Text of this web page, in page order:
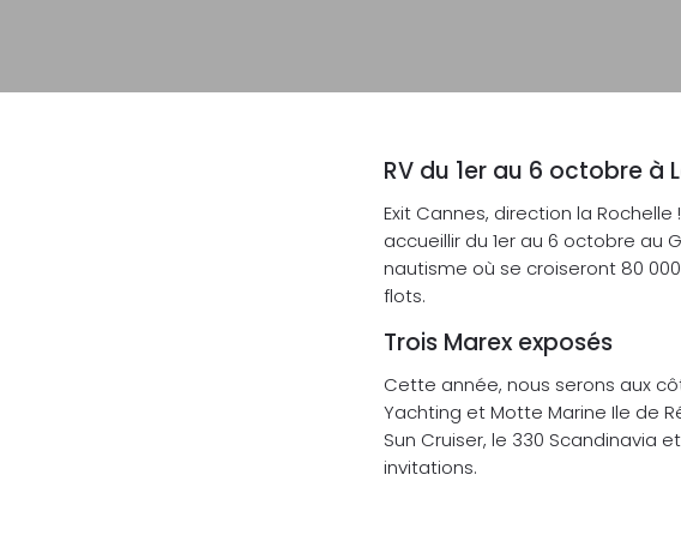
RV du 1er au 6 octobre à
Exit Cannes, direction la
accueillir du 1er au 6 octobre au
nautisme où se croiseront 80
flots.
Trois Marex exposés
Cette année, nous serons aux
Yachting et Motte Marine Ile de
Sun Cruiser, le 330 Scandinavia
invitations.